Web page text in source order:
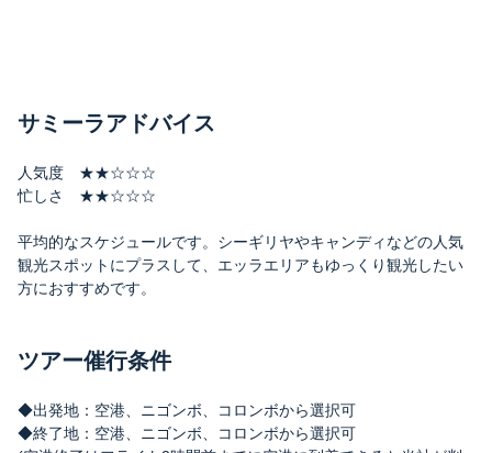
サミーラアドバイス
人気度 ★★☆☆☆
忙しさ ★★☆☆☆
平均的なスケジュールです。シーギリヤやキャンディなどの人気
観光スポットにプラスして、エッラエリアもゆっくり観光したい
方におすすめです。
ツアー催行条件
◆出発地：空港、ニゴンボ、コロンボから選択可
◆終了地：空港、ニゴンボ、コロンボから選択可